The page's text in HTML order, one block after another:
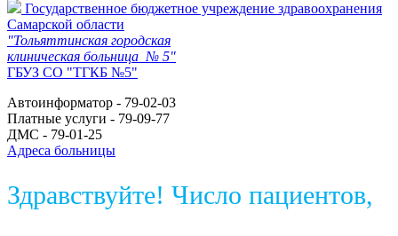
Государственное бюджетное учреждение здравоохранения
Самарской области
"Тольяттинская городская
клиническая больница № 5"
ГБУЗ СО "ТГКБ №5"
Автоинформатор - 79-02-03
Платные услуги - 79-09-77
ДМС - 79-01-25
Адреса больницы
Здравствуйте! Число пациентов,